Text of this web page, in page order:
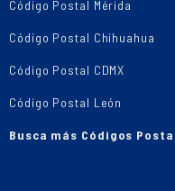
Código Postal Mérida
Código Postal Chihuahua
Código Postal CDMX
Código Postal León
Busca más Códigos